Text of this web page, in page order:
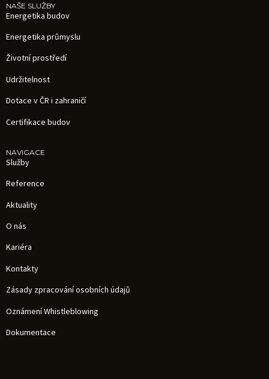
NAŠE SLUŽBY
Energetika budov
Energetika průmyslu
Životní prostředí
Udržitelnost
Dotace v ČR i zahraničí
Certifikace budov
NAVIGACE
Služby
Reference
Aktuality
O nás
Kariéra
Kontakty
Zásady zpracování osobních údajů
Oznámení Whistleblowing
Dokumentace